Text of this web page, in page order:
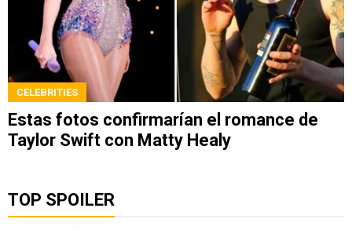
CELEBRITIES
Estas fotos confirmarían el romance de
Taylor Swift con Matty Healy
TOP SPOILER